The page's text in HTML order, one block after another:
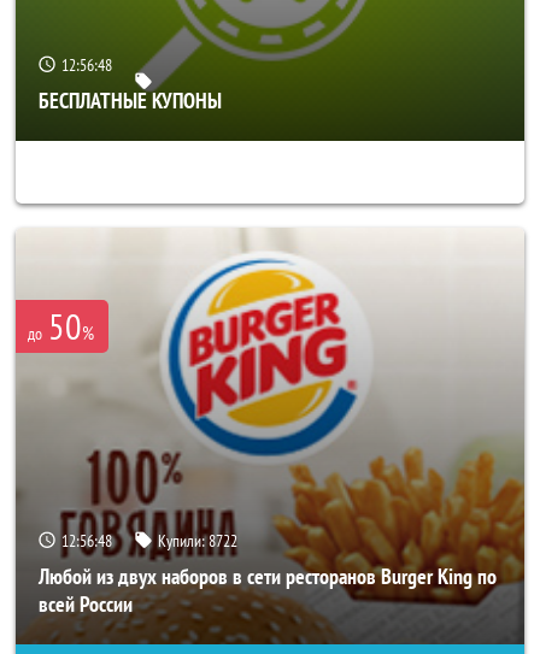
12:56:44
БЕСПЛАТНЫЕ КУПОНЫ
до 50%
12:56:44 Купили:8722
Любой из двух наборов в сети ресторанов Burger King по
всей России